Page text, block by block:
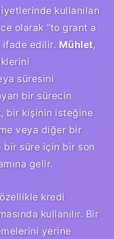
kullanılan
olarak “to grant a
ifade edilir. Mühlet,
süresini
bir sürecin
bir kişinin isteğine
veya diğer bir
bir süre için bir son
gelir.
kredi
kullanılır. Bir
yerine